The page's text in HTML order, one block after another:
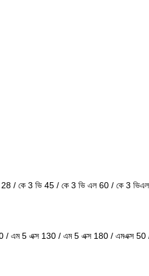
/ কে 3 ভি 45 / কে 3 ভি এল 60 / কে 3
5 এক্স 130 / এম 5 এক্স 180 / এমএক্স